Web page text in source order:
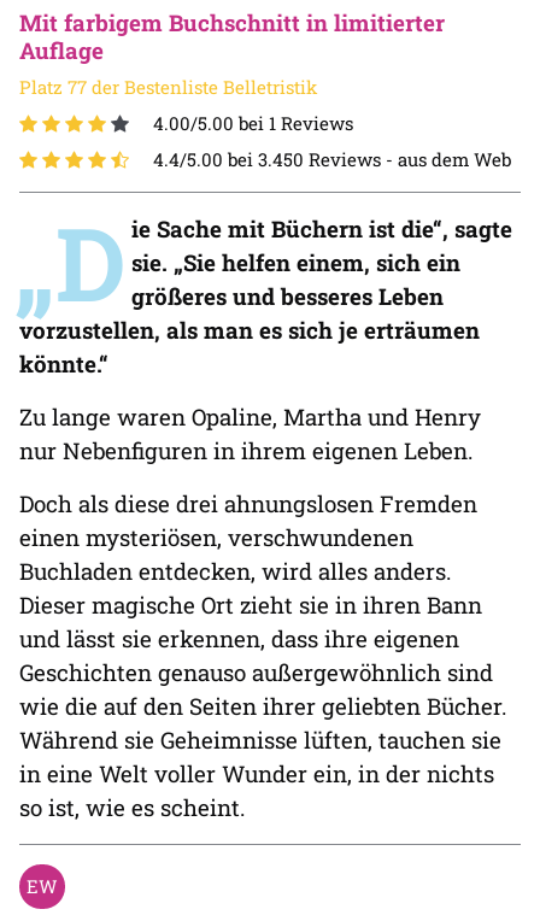
Mit farbigem Buchschnitt in limitierter
Auflage
Platz 77 der Bestenliste Belletristik
4.00/5.00 bei 1 Reviews
4.4/5.00 bei 3.450 Reviews - aus dem Web
„D ie Sache mit Büchern ist die“, sagte
sie. „Sie helfen einem, sich ein
größeres und besseres Leben
vorzustellen, als man es sich je erträumen
könnte.“
Zu lange waren Opaline, Martha und Henry
nur Nebenfiguren in ihrem eigenen Leben.
Doch als diese drei ahnungslosen Fremden
einen mysteriösen, verschwundenen
Buchladen entdecken, wird alles anders.
Dieser magische Ort zieht sie in ihren Bann
und lässt sie erkennen, dass ihre eigenen
Geschichten genauso außergewöhnlich sind
wie die auf den Seiten ihrer geliebten Bücher.
Während sie Geheimnisse lüften, tauchen sie
in eine Welt voller Wunder ein, in der nichts
so ist, wie es scheint.